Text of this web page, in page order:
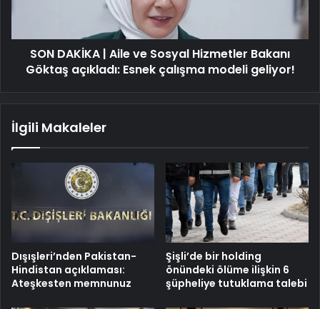
Göktaş
açıkladı:
Esnek
SON DAKİKA | Aile ve Sosyal Hizmetler Bakanı
Göktaş açıkladı: Esnek çalışma modeli geliyor!
İlgili Makaleler
Dışışleri’nden Pakistan-
Hindistan açıklaması:
Ateşkesten memnunuz
Şişli’de bir holding
önündeki ölüme ilişkin 6
şüpheliye tutuklama talebi